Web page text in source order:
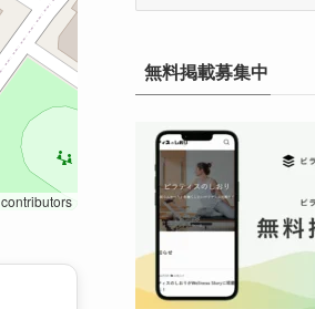
contributors
ブ無料掲載募集中